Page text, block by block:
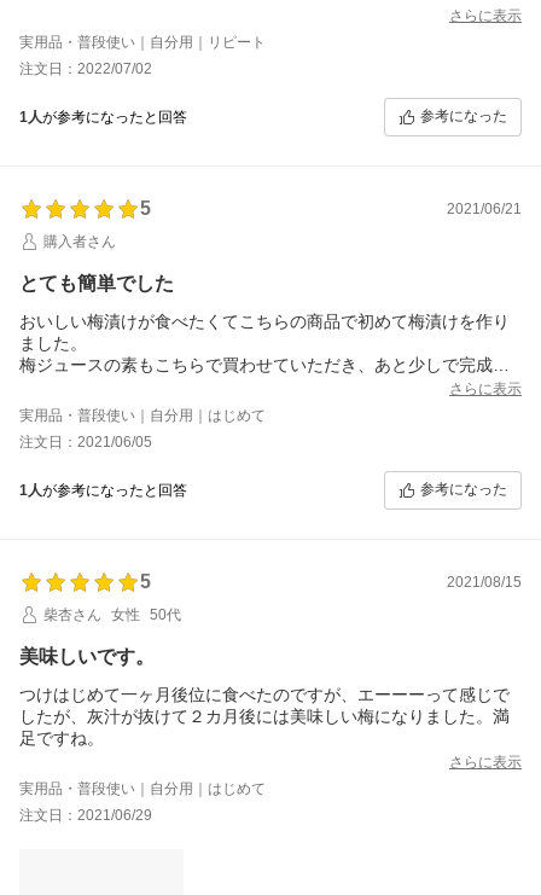
少し味見をしたら、美味しく好みの味だったので、梅とこちらの
商品をリピートした甲斐がありました。
仕上がりるのが本当に楽しみです！
さらに表示
実用品・普段使い｜自分用｜リピート
注文日：2022/07/02
1人が参考になったと回答 参考になった
5
2021/06/21
購入者さん
とても簡単でした
おいしい梅漬けが食べたくてこちらの商品で初めて梅漬けを作り
ました。
梅ジュースの素もこちらで買わせていただき、あと少しで完成で
す！完熟梅と一緒に漬けるだけなのでとてもお手軽で初めてのう
め仕事にはぴったりだと思います。１ヶ月がとても待ち遠しいで
さらに表示
実用品・普段使い｜自分用｜はじめて
注文日：2021/06/05
1人が参考になったと回答 参考になった
5
2021/08/15
柴杏さん
女性 50代
美味しいです。
つけはじめて一ヶ月後位に食べたのですが、エーーーって感じで
したが、灰汁が抜けて２カ月後には美味しい梅になりました。満
足ですね。
さらに表示
実用品・普段使い｜自分用｜はじめて
注文日：2021/06/29